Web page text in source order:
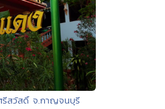
รีสวัสดิ์ จ.กาญจนบุรี